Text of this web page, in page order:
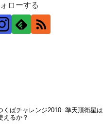
ローする
くばチャレンジ2010: 準天頂衛星は
えるか？